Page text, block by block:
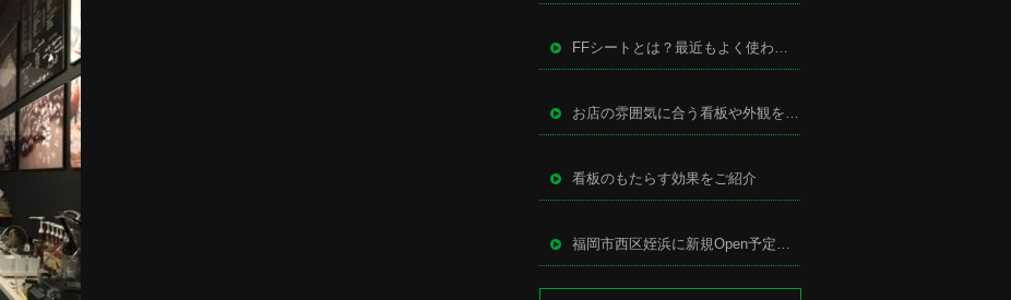
FFシートとは？最近もよく使われる万能型サイン
お店の雰囲気に合う看板や外観を作るために
看板のもたらす効果をご紹介
福岡市西区姪浜に新規Open予定の中華店